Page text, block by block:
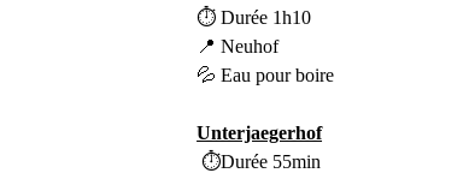
⏱ Durée 1h10
📍 Neuhof
💦 Eau pour boire
Unterjaegerhof
⏱Durée 55min